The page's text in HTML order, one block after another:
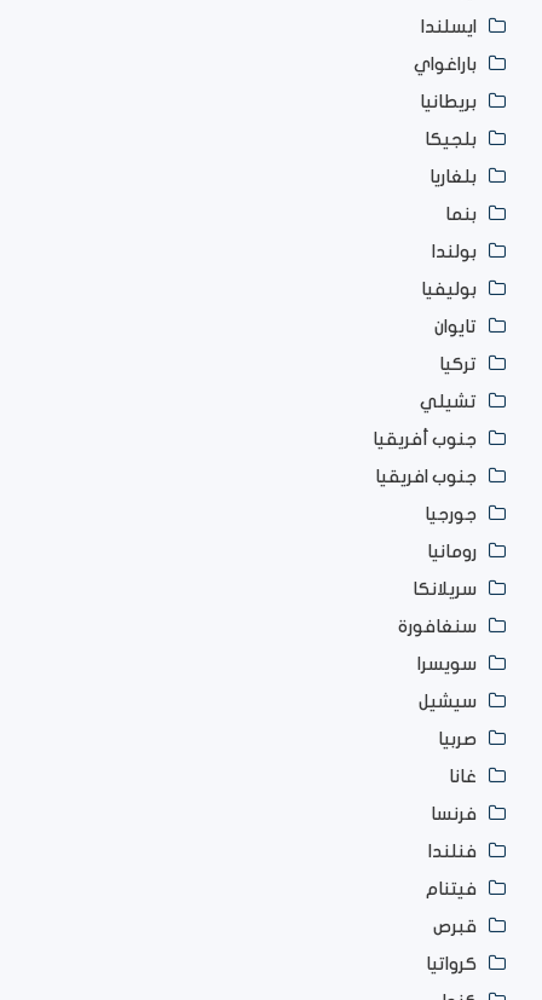
ايسلندا
باراغواي
بريطانيا
بلجيكا
بلغاريا
بنما
بولندا
بوليفيا
تايوان
تركيا
تشيلي
جنوب أفريقيا
جنوب افريقيا
جورجيا
رومانيا
سريلانكا
سنغافورة
سويسرا
سيشيل
صربيا
غانا
فرنسا
فنلندا
فيتنام
قبرص
كرواتيا